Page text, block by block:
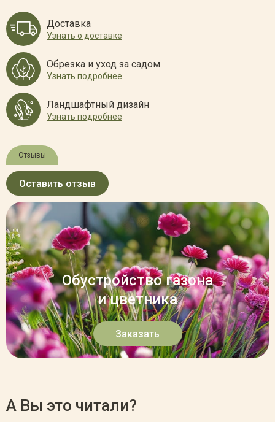
Доставка
Узнать о доставке
Обрезка и уход за садом
Узнать подробнее
Ландшафтный дизайн
Узнать подробнее
Отзывы
Оставить отзыв
Обустройство газона
и цветника
Заказать
А Вы это читали?